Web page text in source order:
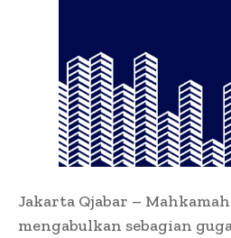
Jakarta Qjabar –
mengabulkan sebagian